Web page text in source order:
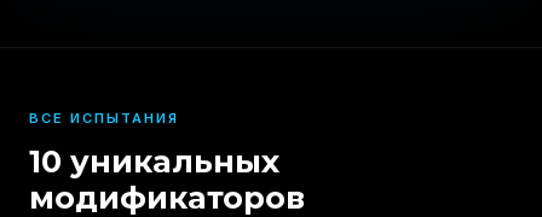
ВСЕ ИСПЫТАНИЯ
10 уникальных
модификаторов